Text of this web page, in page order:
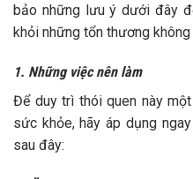
bảo những lưu ý dưới đây
khỏi những tổn thương không
1. Những việc nên làm
Để duy trì thói quen này
sức khỏe, hãy áp dụng
sau đây: